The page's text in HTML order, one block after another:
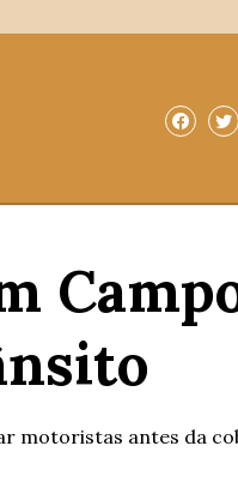
motoristas antes da